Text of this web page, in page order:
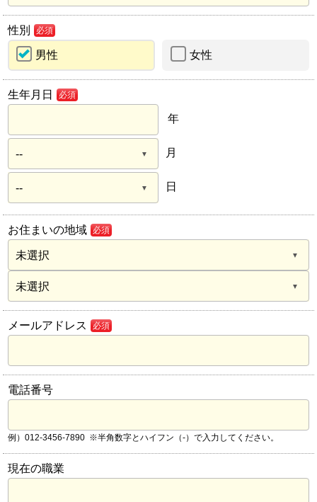
性別 必須
男性 女性
生年月日 必須
年
月
日
お住まいの地域 必須
メールアドレス 必須
電話番号
例）012-3456-7890 ※半角数字とハイフン（-）で入力してください。
現在の職業